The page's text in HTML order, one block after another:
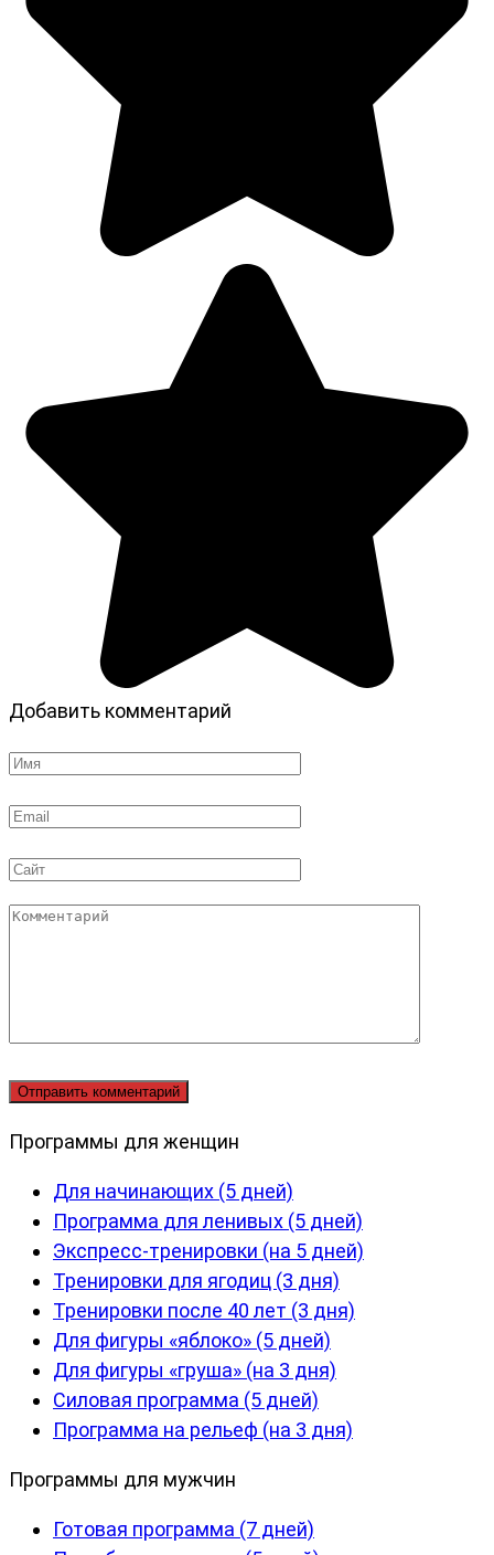
Добавить комментарий
Имя
Email
Сайт
Комментарий
Программы для женщин
Для начинающих (5 дней)
Программа для ленивых (5 дней)
Экспресс-тренировки (на 5 дней)
Тренировки для ягодиц (3 дня)
Тренировки после 40 лет (3 дня)
Для фигуры «яблоко» (5 дней)
Для фигуры «груша» (на 3 дня)
Силовая программа (5 дней)
Программа на рельеф (на 3 дня)
Программы для мужчин
Готовая программа (7 дней)